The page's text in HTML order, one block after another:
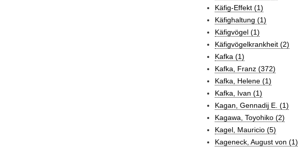
Käfig-Effekt (1)
Käfighaltung (1)
Käfigvögel (1)
Käfigvögelkrankheit (2)
Kafka (1)
Kafka, Franz (372)
Kafka, Helene (1)
Kafka, Ivan (1)
Kagan, Gennadij E. (1)
Kagawa, Toyohiko (2)
Kagel, Mauricio (5)
Kageneck, August von (1)